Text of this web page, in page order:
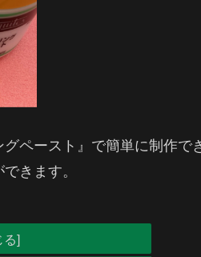
ペースト』で簡単に制作で
きます。